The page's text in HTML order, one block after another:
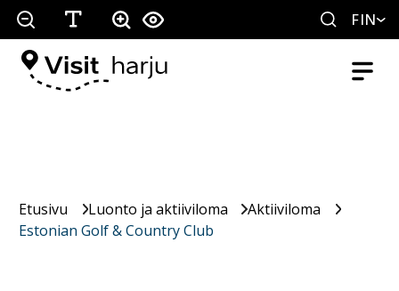
FIN
Etusivu Luonto ja aktiiviloma
Aktiiviloma
Estonian Golf & Country Club